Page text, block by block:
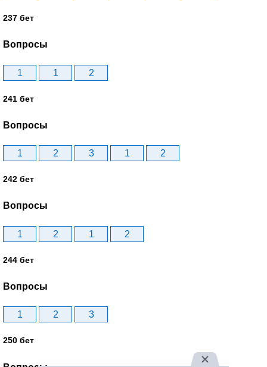
237 бет
Вопросы
1 1 2
241 бет
Вопросы
1 2 3 1 2
242 бет
Вопросы
1 2 1 2
244 бет
Вопросы
1 2 3
250 бет